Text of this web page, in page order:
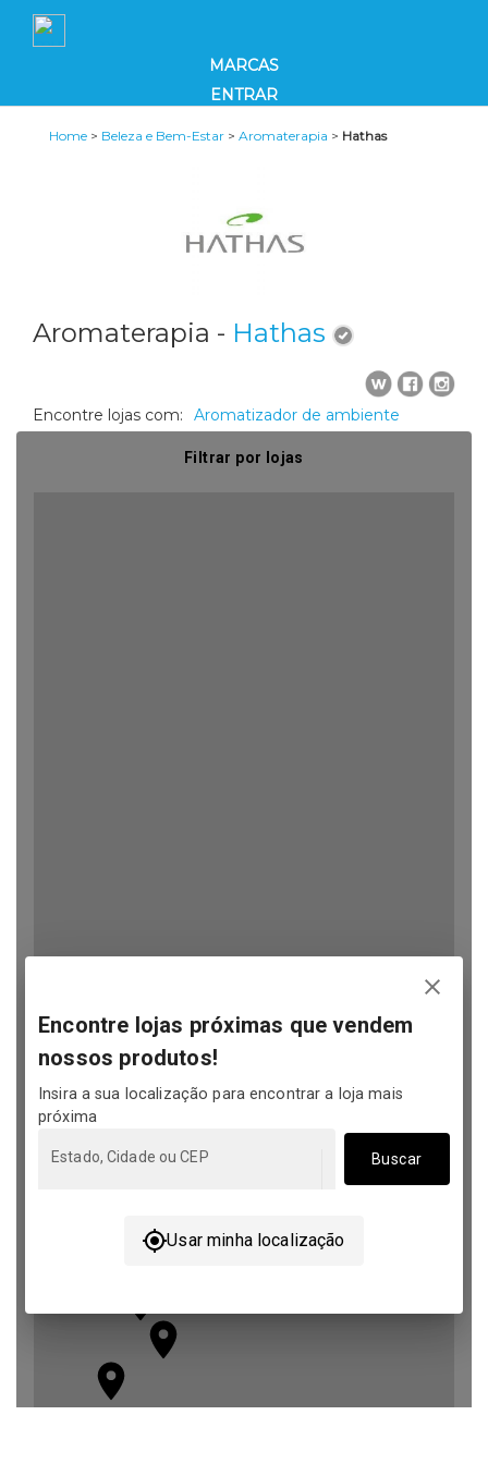
MARCAS
ENTRAR
Home > Beleza e Bem-Estar > Aromaterapia > Hathas
Aromaterapia - Hathas
Encontre lojas com: Aromatizador de ambiente